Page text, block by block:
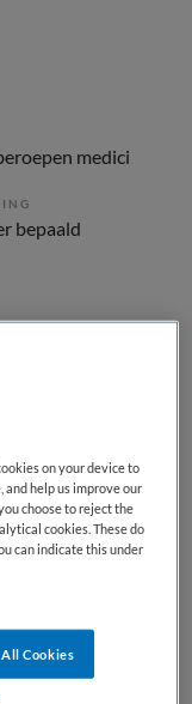
medici
bepaald
Cardiologie bij
enkele
interessant zijn.
on your device to
help us improve our
choose to reject the
cookies. These do
can indicate this under
Cookies